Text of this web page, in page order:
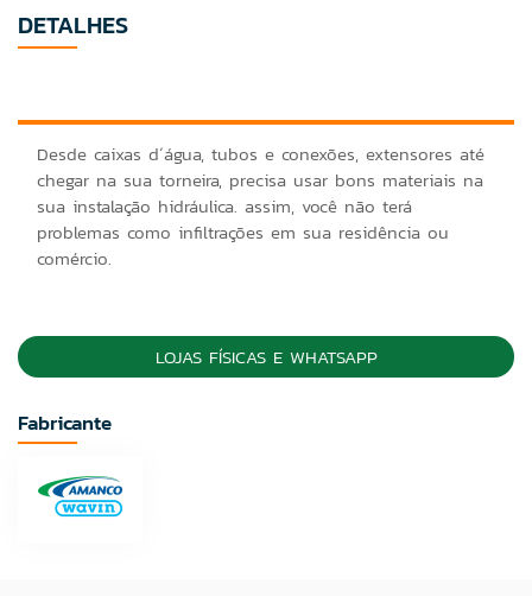
DETALHES
Desde caixas d´água, tubos e conexões, extensores até
chegar na sua torneira, precisa usar bons materiais na
sua instalação hidráulica. assim, você não terá
problemas como infiltrações em sua residência ou
comércio.
LOJAS FÍSICAS E WHATSAPP
Fabricante